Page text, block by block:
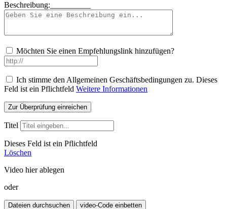
Beschreibung:__________
Möchten Sie einen Empfehlungslink hinzufügen?
Ich stimme den Allgemeinen Geschäftsbedingungen zu. Dieses
Feld ist ein Pflichtfeld Weitere Informationen
Titel
Dieses Feld ist ein Pflichtfeld
Löschen
Video hier ablegen
oder